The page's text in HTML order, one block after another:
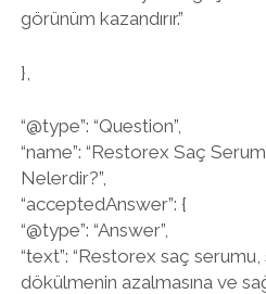
görünüm kazandırır.”
},
“@type”: “Question”,
“name”: “Restorex Saç
Nelerdir?”,
“acceptedAnswer”: {
“@type”: “Answer”,
“text”: “Restorex saç
dökülmenin azalmasına ve